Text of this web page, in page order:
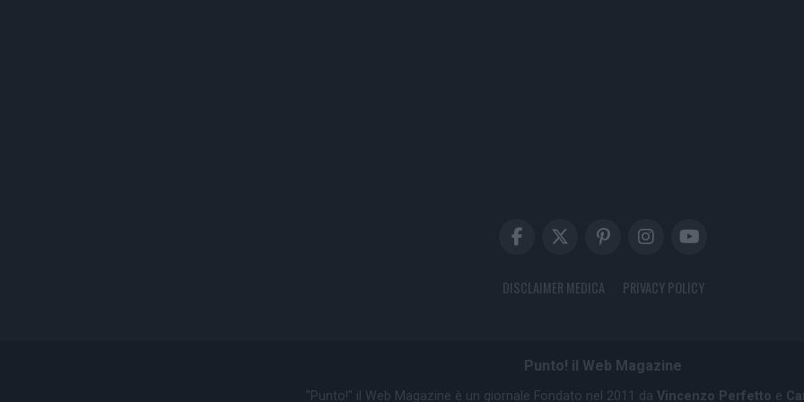
DISCLAIMER MEDICA PRIVACY POLICY
Punto! il Web Magazine
"Punto!" il Web Magazine è un giornale Fondato nel 2011 da Vincenzo Perfetto e